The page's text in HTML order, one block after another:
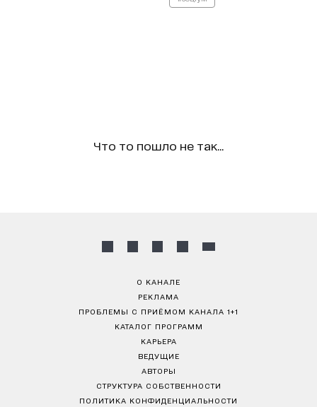
Что то пошло не так...
О КАНАЛЕ
РЕКЛАМА
ПРОБЛЕМЫ С ПРИЁМОМ КАНАЛА 1+1
КАТАЛОГ ПРОГРАММ
КАРЬЕРА
ВЕДУЩИЕ
АВТОРЫ
СТРУКТУРА СОБСТВЕННОСТИ
ПОЛИТИКА КОНФИДЕНЦИАЛЬНОСТИ